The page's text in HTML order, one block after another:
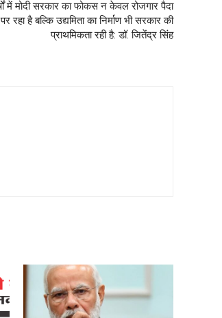
में मोदी सरकार का फोकस न केवल रोजगार पैदा
रहा है बल्कि उद्यमिता का निर्माण भी सरकार की
प्राथमिकता रही है: डॉ. जितेंद्र सिंह